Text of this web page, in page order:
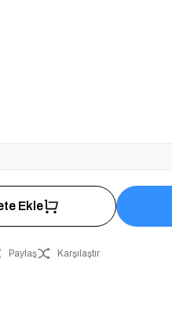
Ekle
Paylaş Karşılaştır